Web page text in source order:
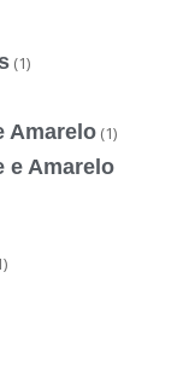
(1)
Amarelo (1)
e Amarelo